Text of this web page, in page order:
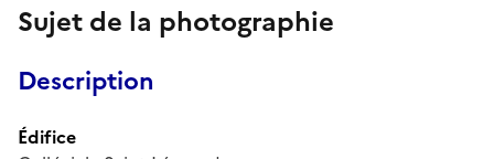
Sujet de la photographie
Description
Édifice